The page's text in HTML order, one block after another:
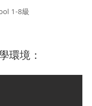
1-8級
環境：